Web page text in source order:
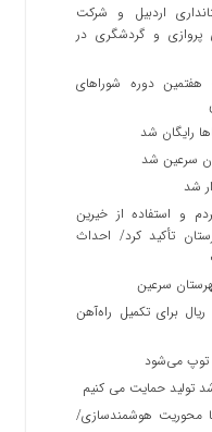
اردبیل و شرکت
پروازی و گردشگری در
هفتمین دوره شوراهای
رایگان شد
سرعین شد
شد
و استفاده از خیرین
تأکید کرد/ احداث
سرعین
سه هزار و ۵۰۰ میلیارد ریال برای تکمیل راه‌آهن
توپ می‌شود
تولید حمایت می کنیم
محوریت هوشمندسازی/